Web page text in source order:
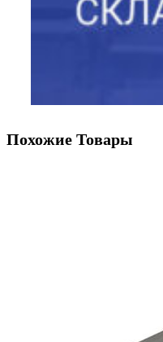
Похожие Товары